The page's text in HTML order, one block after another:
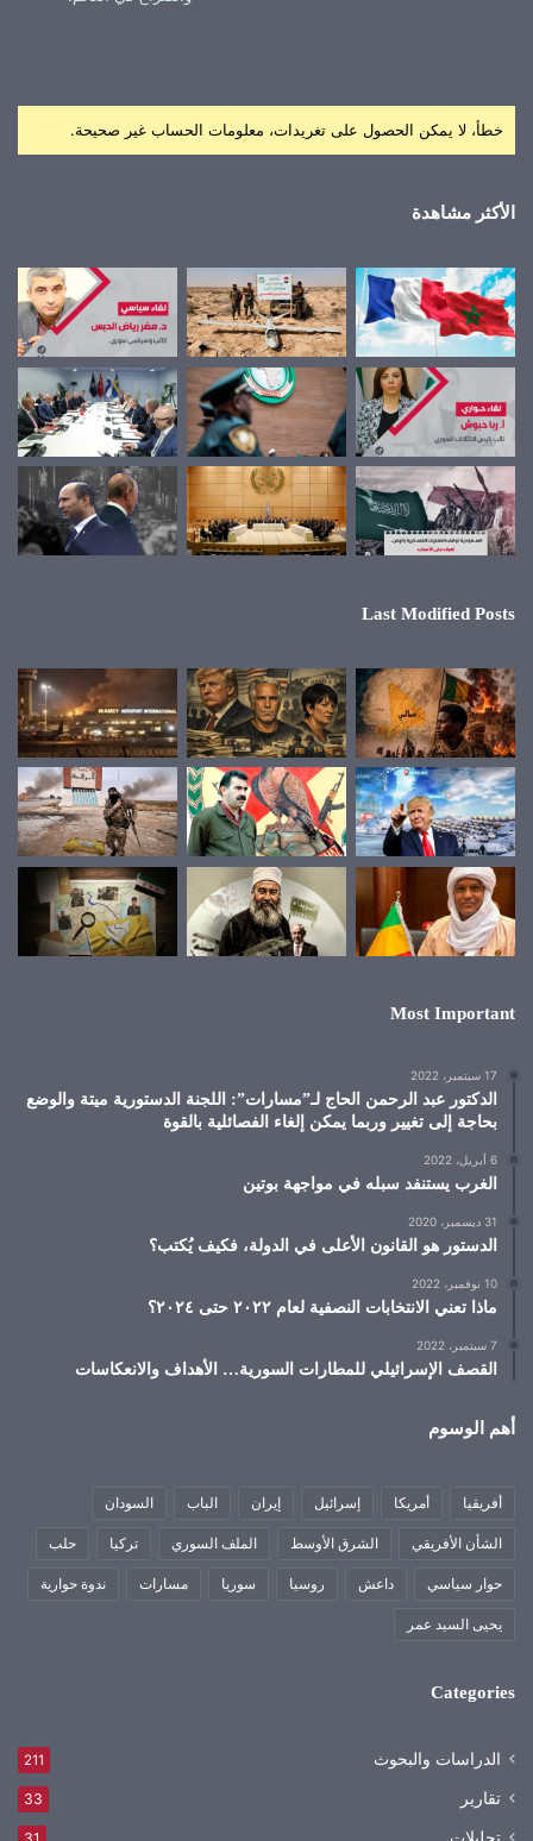
خطأ، لا يمكن الحصول على تغريدات، معلومات الحساب غير صحيحة.
الأكثر مشاهدة
Last Modified Posts
Most Important
17 سبتمبر، 2022
الدكتور عبد الرحمن الحاج لـ”مسارات”: اللجنة الدستورية ميتة والوضع
بحاجة إلى تغيير وربما يمكن إلغاء الفصائلية بالقوة
6 أبريل، 2022
الغرب يستنفد سبله في مواجهة بوتين
31 ديسمبر، 2020
الدستور هو القانون الأعلى في الدولة، فكيف يُكتب؟
10 نوفمبر، 2022
ماذا تعني الانتخابات النصفية لعام ٢٠٢٢ حتى ٢٠٢٤؟
7 سبتمبر، 2022
القصف الإسرائيلي للمطارات السورية… الأهداف والانعكاسات
أهم الوسوم
أفريقيا أمريكا إسرائيل إيران الباب السودان
الشأن الأفريقي الشرق الأوسط الملف السوري تركيا حلب
حوار سياسي داعش روسيا سوريا مسارات ندوة حوارية
يحيى السيد عمر
Categories
الدراسات والبحوث 211
تقارير 33